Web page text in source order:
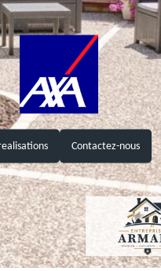
Contactez-nous